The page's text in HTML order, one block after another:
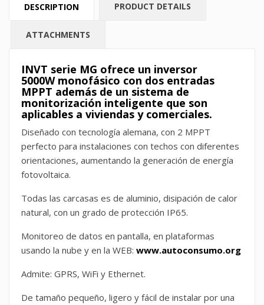
DESCRIPTION PRODUCT DETAILS
ATTACHMENTS
INVT serie MG ofrece un inversor
5000W monofásico con dos entradas
MPPT además de un sistema de
monitorización inteligente que son
aplicables a viviendas y comerciales.
Diseñado con tecnología alemana, con 2 MPPT
perfecto para instalaciones con techos con diferentes
orientaciones, aumentando la generación de energía
fotovoltaica.
Todas las carcasas es de aluminio, disipación de calor
natural, con un grado de protección IP65.
Monitoreo de datos en pantalla, en plataformas
usando la nube y en la WEB: www.autoconsumo.org
Admite: GPRS, WiFi y Ethernet.
De tamaño pequeño, ligero y fácil de instalar por una